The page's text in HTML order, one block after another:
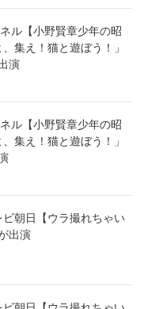
ル【小野賢章少年の昭
集え！猫と遊ぼう！」
演
ル【小野賢章少年の昭
集え！猫と遊ぼう！」
朝日【ウラ撮れちゃい
出演